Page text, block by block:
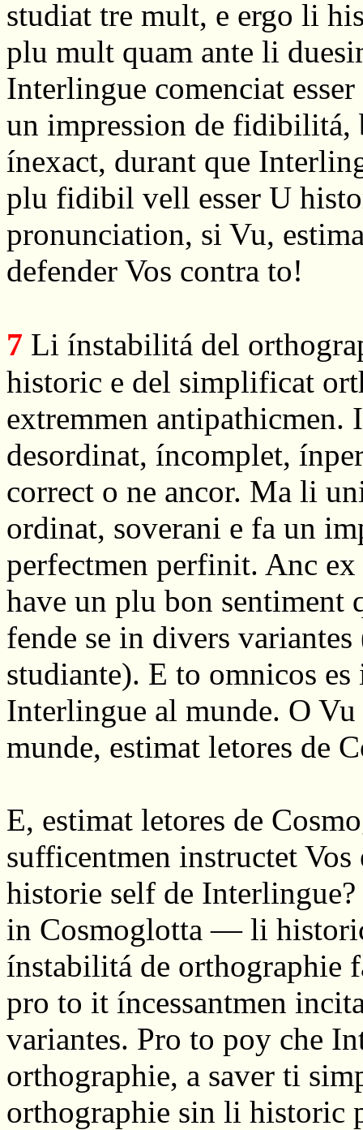
studiat tre mult, e ergo li
plu mult quam ante li
Interlingue comenciat
un impression de fidibilitá,
ínexact, durant que
plu fidibil vell esser U
pronunciation, si Vu,
defender Vos contra to!
7 Li ínstabilitá del
historic e del simplificat
extremmen antipathicmen.
desordinat, íncomplet,
correct o ne ancor. Ma li
ordinat, soverani e fa un
perfectmen perfinit. Anc
have un plu bon sentiment
fende se in divers
studiante). E to omnicos
Interlingue al munde. O
munde, estimat letores de
E, estimat letores de
sufficentmen instructet
historie self de
in Cosmoglotta — li
ínstabilitá de orthographie
pro to it íncessantmen
variantes. Pro to poy che
orthographie, a saver ti
orthographie sin li historic